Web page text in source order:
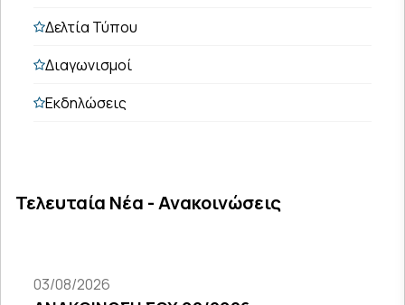
Δελτία Τύπου
Διαγωνισμοί
Εκδηλώσεις
Τελευταία Νέα - Ανακοινώσεις
03/08/2026